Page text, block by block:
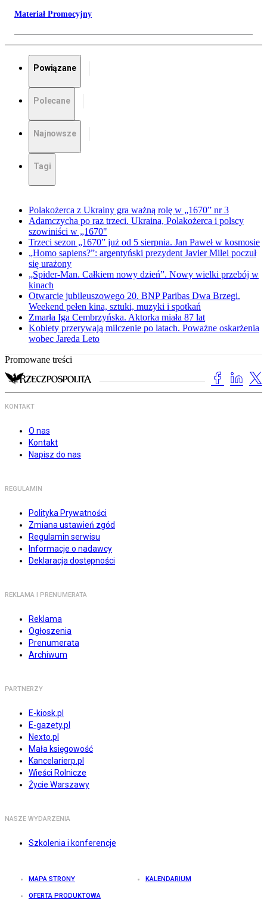
Materiał Promocyjny
Powiązane
Polecane
Najnowsze
Tagi
Polakożerca z Ukrainy gra ważną rolę w „1670” nr 3
Adamczycha po raz trzeci. Ukraina, Polakożerca i polscy
szowiniści w „1670"
Trzeci sezon „1670” już od 5 sierpnia. Jan Paweł w kosmosie
„Homo sapiens?”: argentyński prezydent Javier Milei poczuł
się urażony
„Spider-Man. Całkiem nowy dzień”. Nowy wielki przebój w
kinach
Otwarcie jubileuszowego 20. BNP Paribas Dwa Brzegi.
Weekend pełen kina, sztuki, muzyki i spotkań
Zmarła Iga Cembrzyńska. Aktorka miała 87 lat
Kobiety przerywają milczenie po latach. Poważne oskarżenia
wobec Jareda Leto
Promowane treści
KONTAKT
O nas
Kontakt
Napisz do nas
REGULAMIN
Polityka Prywatności
Zmiana ustawień zgód
Regulamin serwisu
Informacje o nadawcy
Deklaracja dostępności
REKLAMA I PRENUMERATA
Reklama
Ogłoszenia
Prenumerata
Archiwum
PARTNERZY
E-kiosk.pl
E-gazety.pl
Nexto.pl
Mała księgowość
Kancelarierp.pl
Wieści Rolnicze
Życie Warszawy
NASZE WYDARZENIA
Szkolenia i konferencje
MAPA STRONY KALENDARIUM
OFERTA PRODUKTOWA